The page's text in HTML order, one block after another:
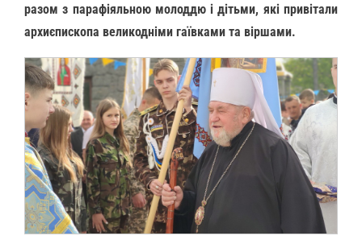
разом з парафіяльною молоддю і дітьми, які привітали
архиєпископа великодніми гаївками та віршами.